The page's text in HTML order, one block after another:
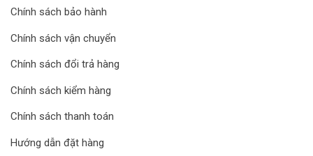
Chính sách bảo hành
Chính sách vận chuyển
Chính sách đổi trả hàng
Chính sách kiểm hàng
Chính sách thanh toán
Hướng dẫn đặt hàng